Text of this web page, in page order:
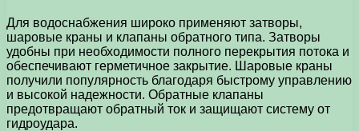
Для водоснабжения широко применяют затворы,
шаровые краны и клапаны обратного типа. Затворы
удобны при необходимости полного перекрытия потока и
обеспечивают герметичное закрытие. Шаровые краны
получили популярность благодаря быстрому управлению
и высокой надежности. Обратные клапаны
предотвращают обратный ток и защищают систему от
гидроудара.